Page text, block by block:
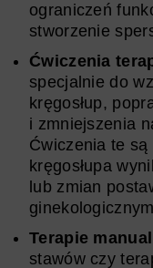
ograniczeń
stworzenie
Ćwiczenia
specjalnie do
kręgosłup,
i zmniejszenia
Ćwiczenia te są
kręgosłupa
lub zmian
Terapie
stawów czy